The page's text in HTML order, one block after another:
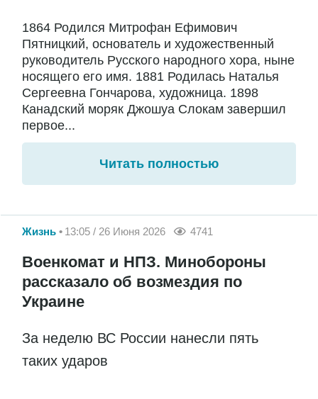
1864 Родился Митрофан Ефимович
Пятницкий, основатель и художественный
руководитель Русского народного хора, ныне
носящего его имя. 1881 Родилась Наталья
Сергеевна Гончарова, художница. 1898
Канадский моряк Джошуа Слокам завершил
первое...
Читать полностью
Жизнь 13:05 / 26 Июня 2026 4741
Военкомат и НПЗ. Минобороны
рассказало об возмездия по
Украине
За неделю ВС России нанесли пять
таких ударов